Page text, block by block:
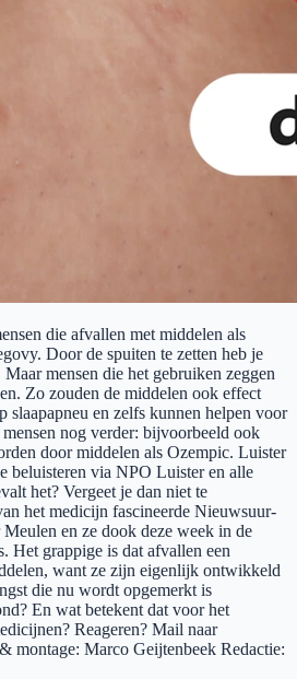
die afvallen met middelen als
Door de spuiten te zetten heb je
mensen die het gebruiken zeggen
Zo zouden de middelen ook effect
slaapapneu en zelfs kunnen helpen voor
nog verder: bijvoorbeeld ook
door middelen als Ozempic. Luister
beluisteren via NPO Luister en alle
het? Vergeet je dan niet te
het medicijn fascineerde Nieuwsuur-
en ze dook deze week in de
Het grappige is dat afvallen een
want ze zijn eigenlijk ontwikkeld
die nu wordt opgemerkt is
En wat betekent dat voor het
Reageren? Mail naar
montage: Marco Geijtenbeek Redactie: